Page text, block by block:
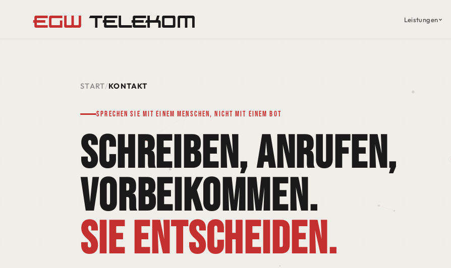
EGW TELEKOM Leistungen
COLLABORATION
Microsoft 365 · VoIP · Teams · 3CX
PLATFORM
OpenShift · Hosted AI · GitOps
START/KONTAKT
Sprechen Sie mit einem Menschen, nicht mit einem Bot
SCHREIBEN, ANRUFEN,
VORBEIKOMMEN.
SIE ENtscheiden.